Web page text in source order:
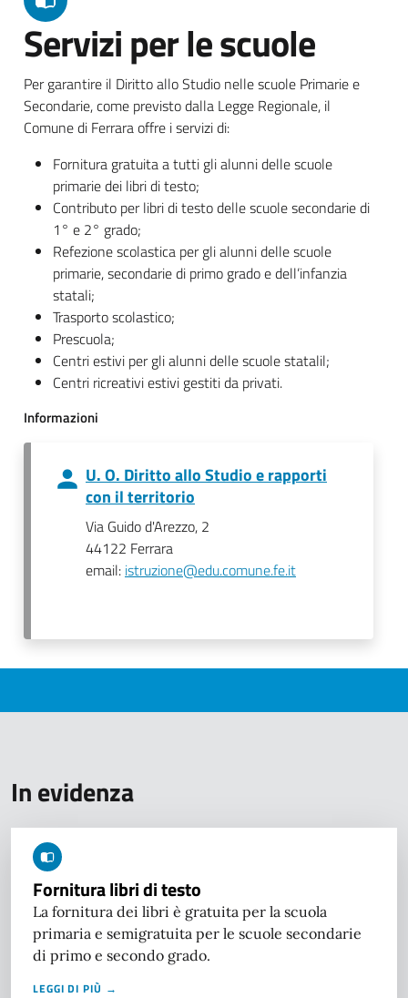
Servizi per le scuole
Per garantire il Diritto allo Studio nelle scuole Primarie e
Secondarie, come previsto dalla Legge Regionale, il
Comune di Ferrara offre i servizi di:
Fornitura gratuita a tutti gli alunni delle scuole
primarie dei libri di testo;
Contributo per libri di testo delle scuole secondarie di
1° e 2° grado;
Refezione scolastica per gli alunni delle scuole
primarie, secondarie di primo grado e dell’infanzia
statali;
Trasporto scolastico;
Prescuola;
Centri estivi per gli alunni delle scuole statalil;
Centri ricreativi estivi gestiti da privati.
Informazioni
U. O. Diritto allo Studio e rapporti
con il territorio
Via Guido d'Arezzo, 2
44122 Ferrara
email: istruzione@edu.comune.fe.it
In evidenza
Fornitura libri di testo
La fornitura dei libri è gratuita per la scuola
primaria e semigratuita per le scuole secondarie
di primo e secondo grado.
LEGGI DI PIÙ →